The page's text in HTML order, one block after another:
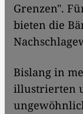
Grenzen".
bieten die
Bislang in
illustrierten